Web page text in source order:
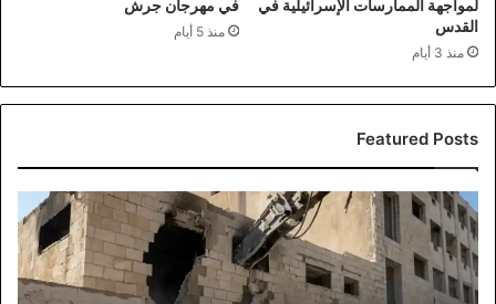
لمواجهة الممارسات الإسرائيلية في
القدس
منذ 3 أيام
في مهرجان جرش
منذ 5 أيام
Featured Posts
انطلاق
أعمال
هدم
وإزالة
فندق